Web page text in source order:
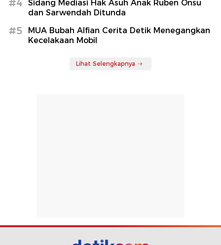
#4
Sidang Mediasi Hak Asuh Anak Ruben Onsu
dan Sarwendah Ditunda
#5
MUA Bubah Alfian Cerita Detik Menegangkan
Kecelakaan Mobil
Lihat Selengkapnya